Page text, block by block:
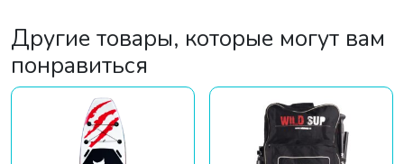
Другие товары, которые могут вам
понравиться